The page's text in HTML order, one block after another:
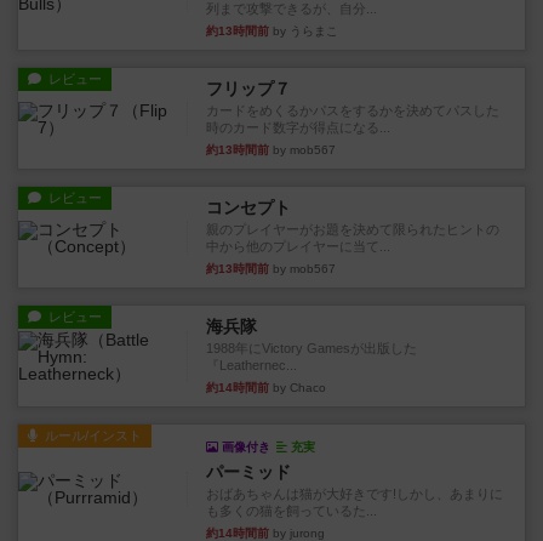
列まで攻撃できるが、自分...
約13時間前 by うらまこ
レビュー フリップ７
カードをめくるかパスをするかを決めてパスした
時のカード数字が得点になる...
約13時間前 by mob567
レビュー コンセプト
親のプレイヤーがお題を決めて限られたヒントの
中から他のプレイヤーに当て...
約13時間前 by mob567
レビュー 海兵隊
1988年にVictory Gamesが出版した
『Leathernec...
約14時間前 by Chaco
ルール/インスト
画像付き 充実
パーミッド
おばあちゃんは猫が大好きです!しかし、あまりに
も多くの猫を飼っているた...
約14時間前 by jurong